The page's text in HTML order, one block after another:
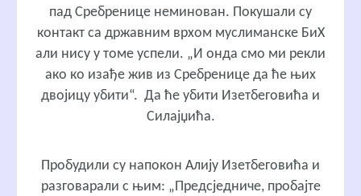
пад Сребренице неминован. Покушали су
контакт са државним врхом муслиманске БиХ
али нису у томе успели. „И онда смо ми рекли
ако ко изађе жив из Сребренице да ће њих
двојицу убити“. Да ће убити Изетбеговића и
Силајџића.
Пробудили су напокон Алију Изетбеговића и
разговарали с њим: „Предсједниче, пробајте